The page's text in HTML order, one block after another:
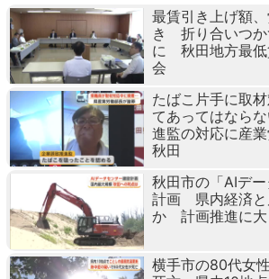
最賃引き上げ額
き 折り合いつか
に 秋田地方最低
会
たばこ片手に取
てあってはなら
進監の対応に産
秋田
秋田市の「AIデ
計画 県内経済と
か 計画推進に大
横手市の80代女